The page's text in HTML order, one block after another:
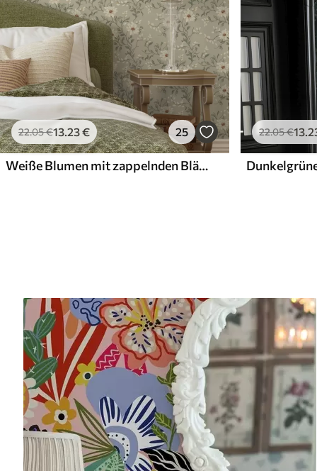
22.05€13.23€ 25
Weiße Blumen mit zappelnden Blättern auf hellem Hintergrund
22.05€13